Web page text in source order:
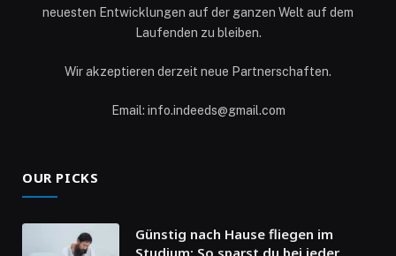
neuesten Entwicklungen auf der ganzen Welt auf dem
Laufenden zu bleiben.
Wir akzeptieren derzeit neue Partnerschaften.
Email: info.indeeds@gmail.com
OUR PICKS
Günstig nach Hause fliegen im
Studium: So sparst du bei jeder